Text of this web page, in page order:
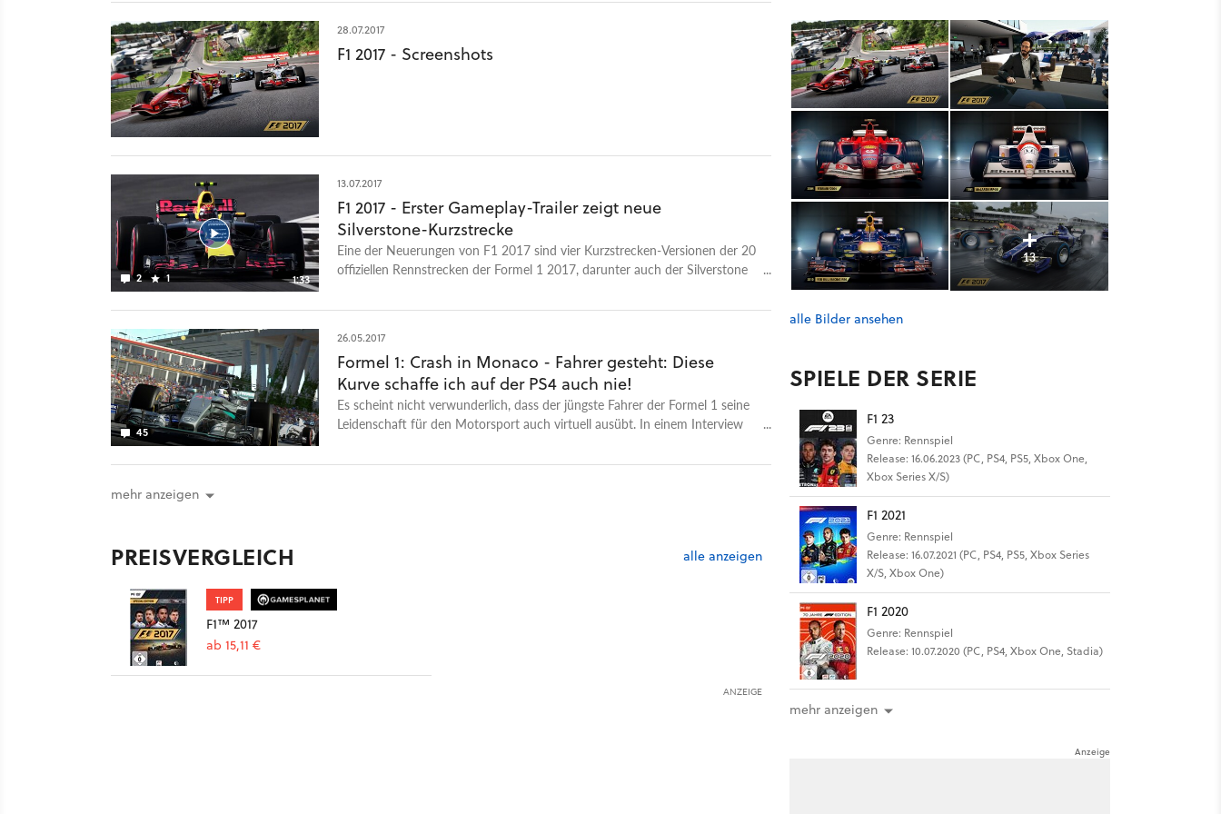
28.07.2017
F1 2017 - Screenshots
2 1 1:33
13.07.2017
F1 2017 - Erster Gameplay-Trailer zeigt neue
Silverstone-Kurzstrecke
Eine der Neuerungen von F1 2017 sind vier Kurzstrecken-Versionen der 20
offiziellen Rennstrecken der Formel 1 2017, darunter auch der Silverstone
der Strecke im 2017 Red Bull Racing RB 13 und im Classic 2010 Red Bull
Veränderungen zum Vorjahr zusammen. Mehr zum Spiel: Was ist neu in F1
2017?
45
26.05.2017
Formel 1: Crash in Monaco - Fahrer gesteht: Diese
Kurve schaffe ich auf der PS4 auch nie!
Es scheint nicht verwunderlich, dass der jüngste Fahrer der Formel 1 seine
Leidenschaft für den Motorsport auch virtuell ausübt. In einem Interview
PlayStation auch immer passieren würde.
mehr anzeigen
PREISVERGLEICH alle anzeigen
TIPP
F1™ 2017
ab 15,11 €
ANZEIGE
13
alle Bilder ansehen
SPIELE DER SERIE
F1 23
Genre: Rennspiel
Release: 16.06.2023 (PC, PS4, PS5, Xbox One,
Xbox Series X/S)
F1 2021
Genre: Rennspiel
Release: 16.07.2021 (PC, PS4, PS5, Xbox Series
X/S, Xbox One)
F1 2020
Genre: Rennspiel
Release: 10.07.2020 (PC, PS4, Xbox One, Stadia)
mehr anzeigen